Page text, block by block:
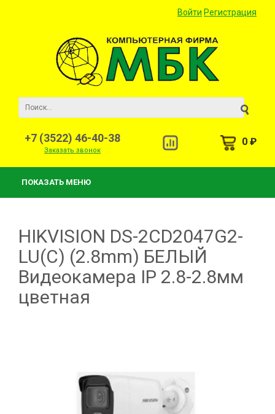
Войти Регистрация
+7 (3522) 46-40-38
Заказать звонок
0 ₽
ПОКАЗАТЬ МЕНЮ
HIKVISION DS-2CD2047G2-
LU(C) (2.8mm) БЕЛЫЙ
Видеокамера IP 2.8-2.8мм
цветная